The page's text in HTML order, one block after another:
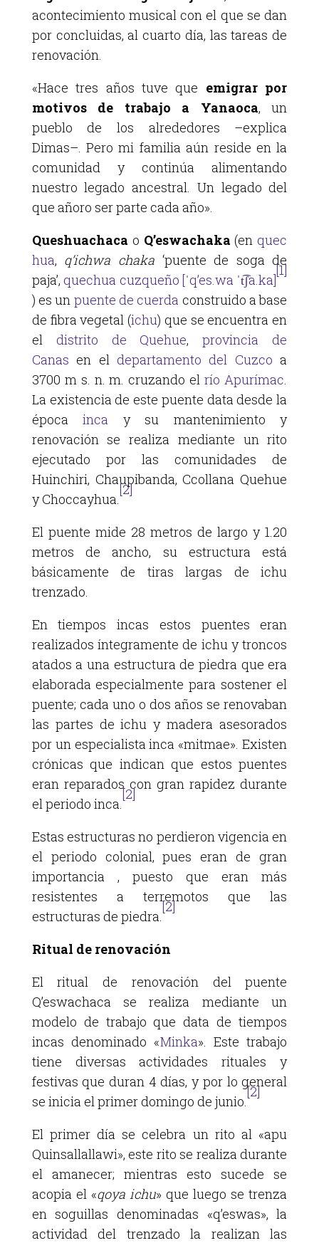
acontecimiento musical con el que se dan
por concluidas, al cuarto día, las tareas de
renovación.
«Hace tres años tuve que emigrar por
motivos de trabajo a Yanaoca, un
pueblo de los alrededores –explica
Dimas–. Pero mi familia aún reside en la
comunidad y continúa alimentando
nuestro legado ancestral. Un legado del
que añoro ser parte cada año».
Queshuachaca o Q’eswachaka (en quec
hua, q’ichwa chaka‘puente de soga de
paja’, quechua cuzqueño [ˈqʼes.wa ˈt͡ʃa.ka]
[1]
) es un puente de cuerda construido a base
de fibra vegetal (ichu) que se encuentra en
el distrito de Quehue,provincia de
Canas en el departamento del Cuzco a
3700 m s. n. m. cruzando elrío Apurímac.
La existencia de este puente data desde la
épocainca y su mantenimiento y
renovación se realiza mediante un rito
ejecutado por las comunidades de
Huinchiri, Chaupibanda, Ccollana Quehue
y Choccayhua.
[2]
El puente mide 28 metros de largo y 1.20
metros de ancho, su estructura está
básicamente de tiras largas de ichu
trenzado.
En tiempos incas estos puentes eran
realizados íntegramente de ichu y troncos
atados a una estructura de piedra que era
elaborada especialmente para sostener el
puente; cada uno o dos años se renovaban
las partes de ichu y madera asesorados
por un especialista inca «mitmae». Existen
crónicas que indican que estos puentes
eran reparados con gran rapidez durante
el periodo inca.
[2]
Estas estructuras no perdieron vigencia en
el periodo colonial, pues eran de gran
importancia , puesto que eran más
resistentes a terremotos que las
estructuras de piedra.
[2]
Ritual de renovación
El ritual de renovación del puente
Q’eswachaca se realiza mediante un
modelo de trabajo que data de tiempos
incas denominado «Minka». Este trabajo
tiene diversas actividades rituales y
festivas que duran 4 días, y por lo general
se inicia el primer domingo de junio.
[2]
El primer día se celebra un rito al «apu
Quinsallallawi», este rito se realiza durante
el amanecer; mientras esto sucede se
acopia el «qoya ichu» que luego se trenza
en soguillas denominadas «q’eswas», la
actividad del trenzado la realizan las